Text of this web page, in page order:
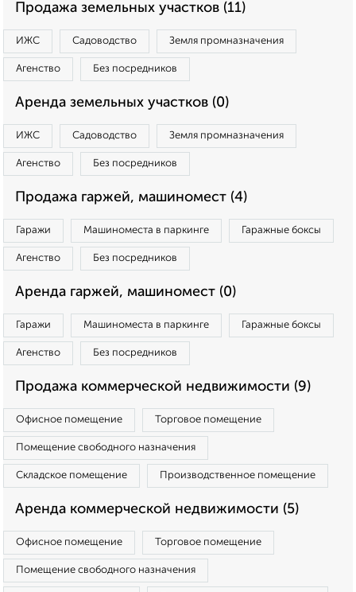
Продажа земельных участков (11)
ИЖС Садоводство Земля промназначения
Агенство Без посредников
Аренда земельных участков (0)
ИЖС Садоводство Земля промназначения
Агенство Без посредников
Продажа гаржей, машиномест (4)
Гаражи Машиноместа в паркинге Гаражные боксы
Агенство Без посредников
Аренда гаржей, машиномест (0)
Гаражи Машиноместа в паркинге Гаражные боксы
Агенство Без посредников
Продажа коммерческой недвижимости (9)
Офисное помещение Торговое помещение
Помещение свободного назначения
Складское помещение Производственное помещение
Аренда коммерческой недвижимости (5)
Офисное помещение Торговое помещение
Помещение свободного назначения